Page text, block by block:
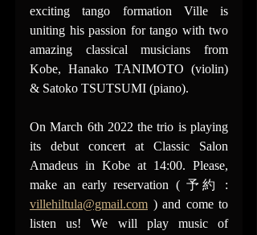
exciting tango formation Ville is
uniting his passion for tango with two
amazing classical musicians from
Kobe, Hanako TANIMOTO (violin)
& Satoko TSUTSUMI (piano).
On March 6th 2022 the trio is playing
its debut concert at Classic Salon
Amadeus in Kobe at 14:00. Please,
villehiltula@gmail.com ) and come to
listen us! We will play music of